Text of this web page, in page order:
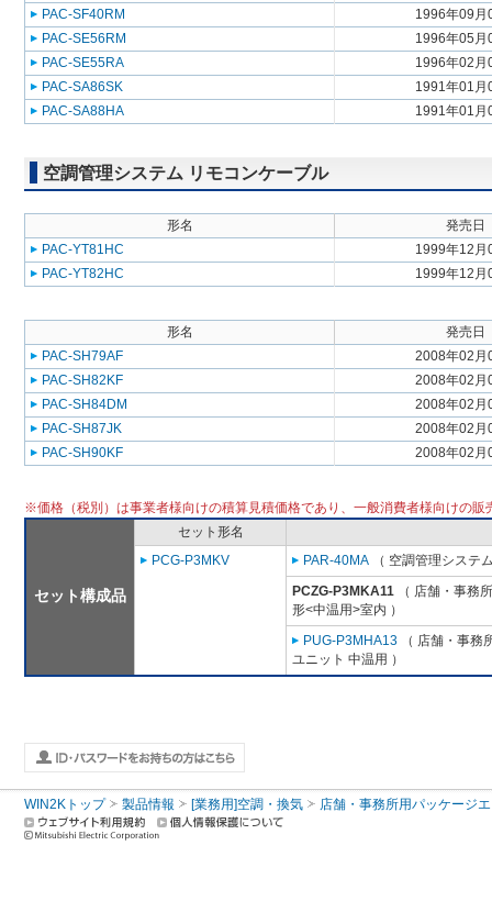
PAC-SF40RM
1996年09月
PAC-SE56RM
1996年05月
PAC-SE55RA
1996年02月
PAC-SA86SK
1991年01月
PAC-SA88HA
1991年01月
空調管理システム リモコンケーブル
形名
発売日
PAC-YT81HC
1999年12月
PAC-YT82HC
1999年12月
形名
発売日
PAC-SH79AF
2008年02月
PAC-SH82KF
2008年02月
PAC-SH84DM
2008年02月
PAC-SH87JK
2008年02月
PAC-SH90KF
2008年02月
※価格（税別）は事業者様向けの積算見積価格であり、一般消費者様向けの販
セット構成品
セット形名
PCG-P3MKV
PAR-40MA （ 空調管理システ
PCZG-P3MKA11 （ 店舗・事務
形<中温用>室内 ）
PUG-P3MHA13 （ 店舗・事務
ユニット 中温用 ）
WIN2Kトップ 製品情報 [業務用]空調・換気 店舗・事務所用パッケージ